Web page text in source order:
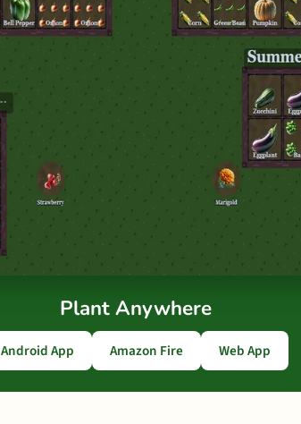
Plant Anywhere
Android App Amazon Fire Web App